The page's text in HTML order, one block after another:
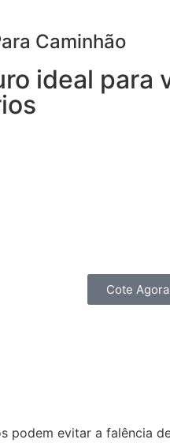
Caminhão
ideal para
Cote Agora
evitar a falência